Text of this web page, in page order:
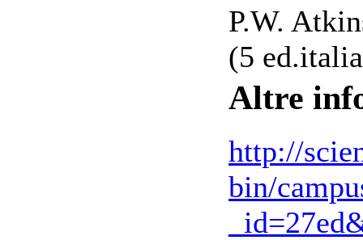
P.W.
(5
Altre
http://
bin/